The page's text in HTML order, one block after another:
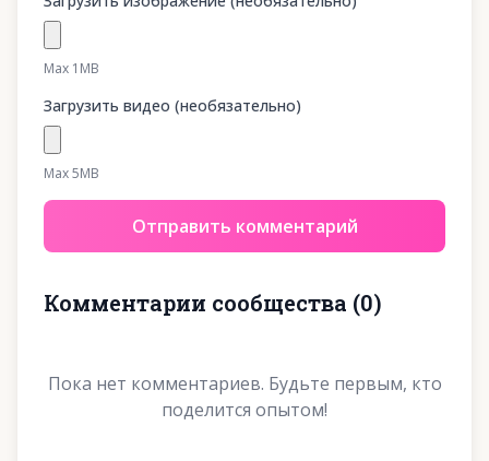
Max 1MB
Загрузить видео (необязательно)
Max 5MB
Отправить комментарий
Комментарии сообщества (0)
Пока нет комментариев. Будьте первым, кто
поделится опытом!